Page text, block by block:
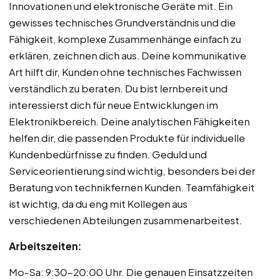
Innovationen und elektronische Geräte mit. Ein
gewisses technisches Grundverständnis und die
Fähigkeit, komplexe Zusammenhänge einfach zu
erklären, zeichnen dich aus. Deine kommunikative
Art hilft dir, Kunden ohne technisches Fachwissen
verständlich zu beraten. Du bist lernbereit und
interessierst dich für neue Entwicklungen im
Elektronikbereich. Deine analytischen Fähigkeiten
helfen dir, die passenden Produkte für individuelle
Kundenbedürfnisse zu finden. Geduld und
Serviceorientierung sind wichtig, besonders bei der
Beratung von technikfernen Kunden. Teamfähigkeit
ist wichtig, da du eng mit Kollegen aus
verschiedenen Abteilungen zusammenarbeitest.
Arbeitszeiten:
Mo-Sa: 9:30-20:00 Uhr. Die genauen Einsatzzeiten